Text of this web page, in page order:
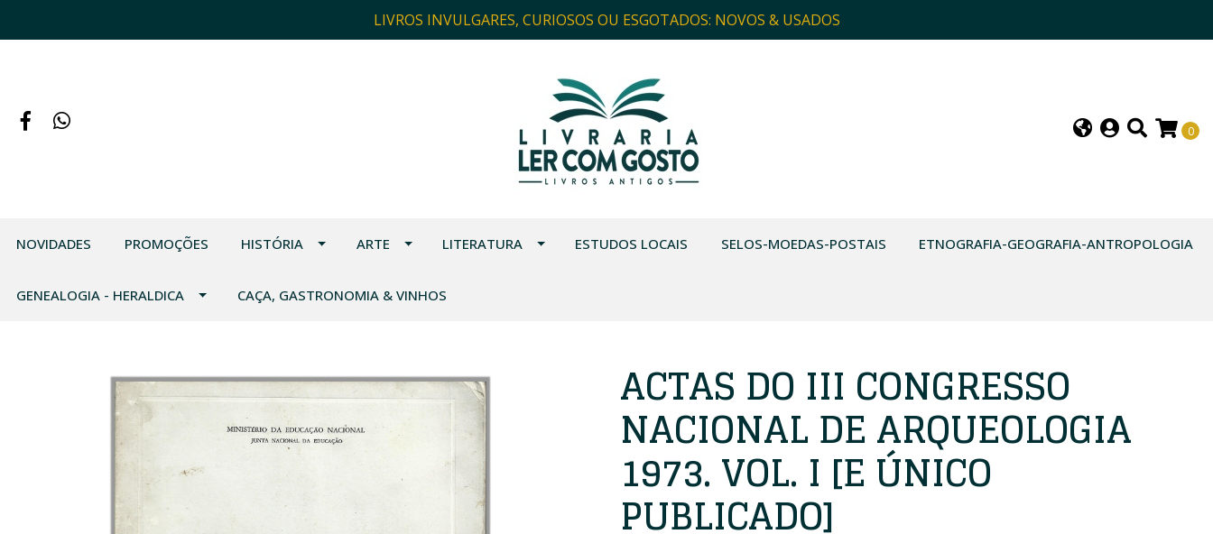
LIVROS INVULGARES, CURIOSOS OU ESGOTADOS: NOVOS & USADOS
0
NOVIDADES PROMOÇÕES HISTÓRIA ARTE LITERATURA ESTUDOS LOCAIS SELOS-MOEDAS-POSTAIS ETNOGRAFIA-GEOGRAFIA-ANTROPOLOGIA
GENEALOGIA - HERALDICA CAÇA, GASTRONOMIA & VINHOS
ACTAS DO III CONGRESSO
NACIONAL DE ARQUEOLOGIA
1973. VOL. I [E ÚNICO
PUBLICADO]